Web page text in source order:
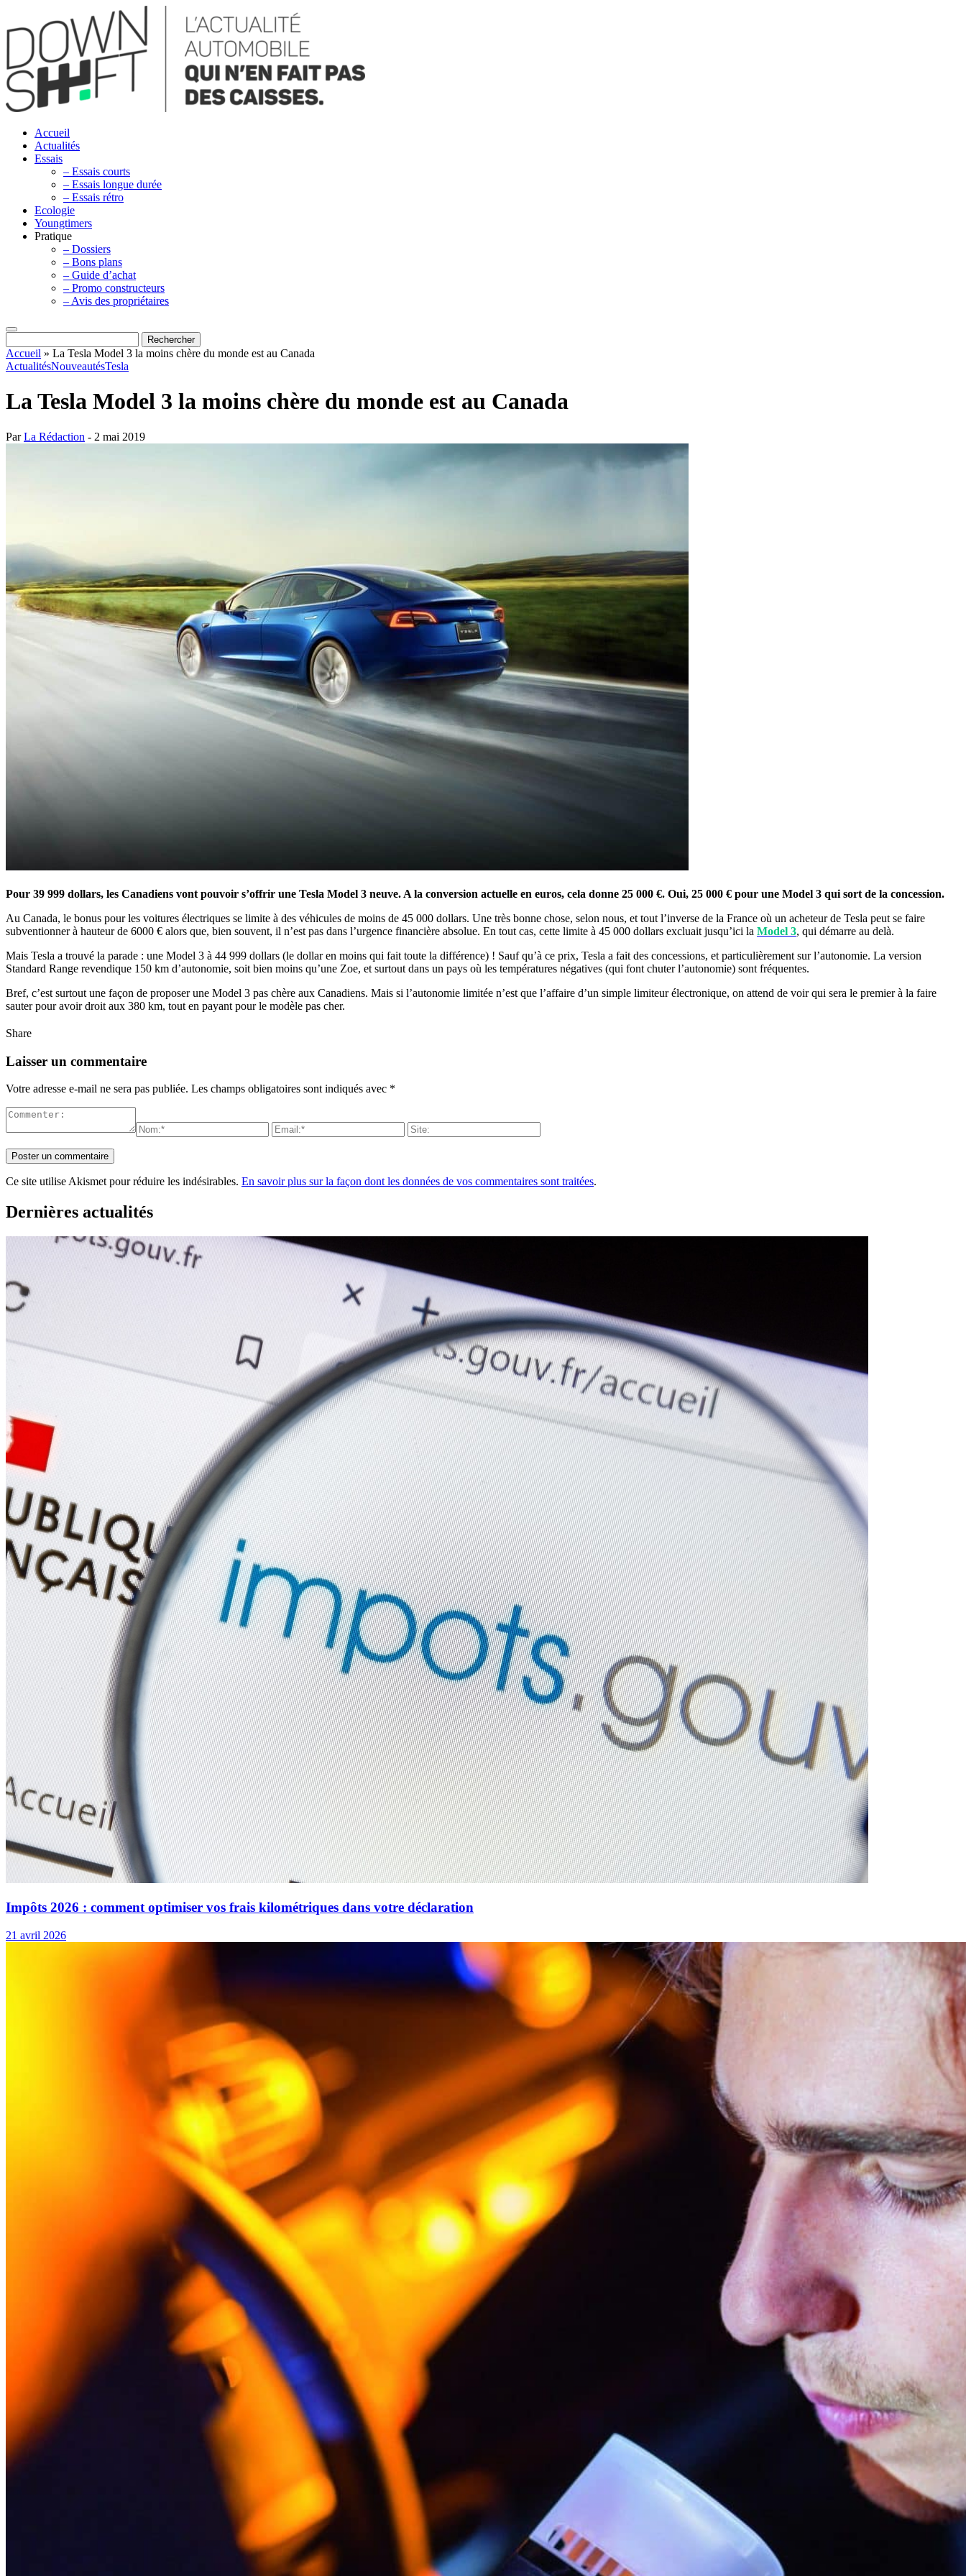
Accueil
Actualités
Essais
– Essais courts
– Essais longue durée
– Essais rétro
Ecologie
Youngtimers
Pratique
– Dossiers
– Bons plans
– Guide d’achat
– Promo constructeurs
– Avis des propriétaires
Accueil » La Tesla Model 3 la moins chère du monde est au Canada
ActualitésNouveautésTesla
La Tesla Model 3 la moins chère du monde est au Canada
ParLa Rédaction - 2 mai 2019
Pour 39 999 dollars, les Canadiens vont pouvoir s’offrir une Tesla Model 3 neuve. A la conversion actuelle en euros, cela donne 25 000 €. Oui, 25 000 € pour une Model 3 qui sort de la concession.
Au Canada, le bonus pour les voitures électriques se limite à des véhicules de moins de 45 000 dollars. Une très bonne chose, selon nous, et tout l’inverse de la France où un acheteur de Tesla peut se faire
subventionner à hauteur de 6000 € alors que, bien souvent, il n’est pas dans l’urgence financière absolue. En tout cas, cette limite à 45 000 dollars excluait jusqu’ici la Model 3, qui démarre au delà.
Mais Tesla a trouvé la parade : une Model 3 à 44 999 dollars (le dollar en moins qui fait toute la différence) ! Sauf qu’à ce prix, Tesla a fait des concessions, et particulièrement sur l’autonomie. La version
Standard Range revendique 150 km d’autonomie, soit bien moins qu’une Zoe, et surtout dans un pays où les températures négatives (qui font chuter l’autonomie) sont fréquentes.
Bref, c’est surtout une façon de proposer une Model 3 pas chère aux Canadiens. Mais si l’autonomie limitée n’est que l’affaire d’un simple limiteur électronique, on attend de voir qui sera le premier à la faire
sauter pour avoir droit aux 380 km, tout en payant pour le modèle pas cher.
Share
Laisser un commentaire
Votre adresse e-mail ne sera pas publiée. Les champs obligatoires sont indiqués avec *
Ce site utilise Akismet pour réduire les indésirables. En savoir plus sur la façon dont les données de vos commentaires sont traitées.
Dernières actualités
Impôts 2026 : comment optimiser vos frais kilométriques dans votre déclaration
21 avril 2026